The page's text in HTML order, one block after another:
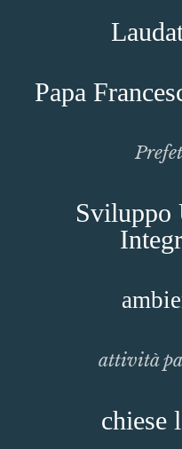
Papa
Sviluppo
attività
chiese